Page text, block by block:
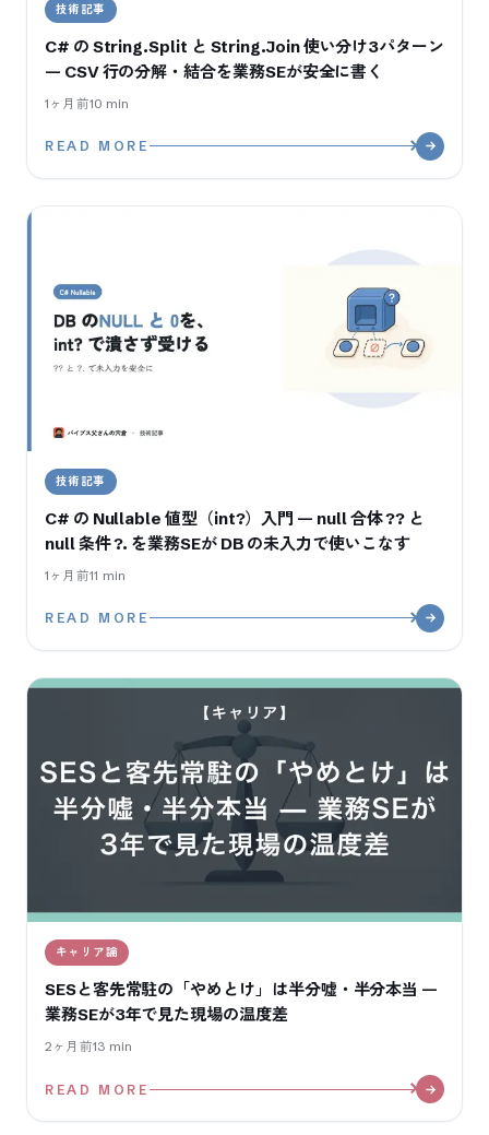
技術記事
C# の String.Split と String.Join 使い分け3パターン
— CSV 行の分解・結合を業務SEが安全に書く
1ヶ月前10 min
READ MORE
技術記事
C# の Nullable 値型（int?）入門 — null 合体 ?? と
null 条件 ?. を業務SEが DB の未入力で使いこなす
1ヶ月前11 min
READ MORE
キャリア論
SESと客先常駐の「やめとけ」は半分嘘・半分本当 —
業務SEが3年で見た現場の温度差
2ヶ月前13 min
READ MORE